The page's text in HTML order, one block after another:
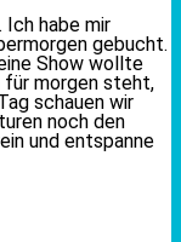
Ich habe mir
gebucht.
Show wollte
für morgen steht,
schauen wir
noch den
und entspanne